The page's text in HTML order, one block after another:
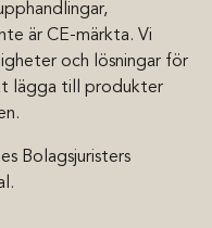
är CE-märkta. Vi
och lösningar för
lägga till produkter
Bolagsjuristers